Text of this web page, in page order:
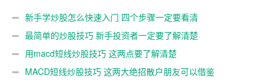
新手学炒股怎么快速入门 四个步骤一定要看清
最简单的炒股技巧 新手投资者一定要了解清楚
用macd短线炒股技巧 这两点要了解清楚
MACD短线炒股技巧 这两大绝招散户朋友可以借鉴